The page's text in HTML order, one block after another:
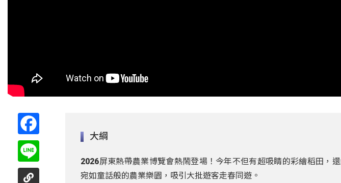
大綱
2026屏東熱帶農業博覽會熱鬧登場！今年不但有超吸睛的彩繪稻田，
宛如童話般的農業樂園，吸引大批遊客走春同遊。